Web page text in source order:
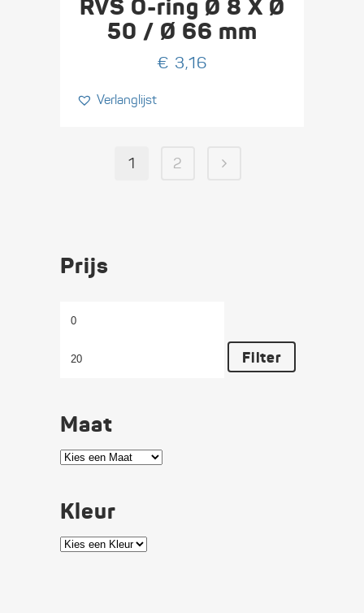
RVS O-ring Ø 8 X Ø
50 / Ø 66 mm
€ 3,16
Verlanglijst
1 2
Prijs
prijs
Filter
Maat
Kleur